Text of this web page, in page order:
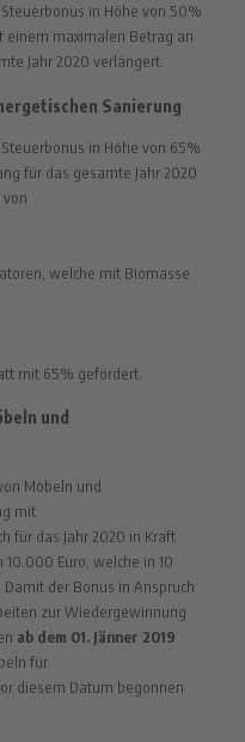
in Höhe von 50%
maximalen Betrag an
Jahr 2020 verlängert.
Sanierung
in Höhe von 65%
für das gesamte Jahr 2020
welche mit Biomasse
mit 65% gefördert.
und
Möbeln und
mit
für das Jahr 2020 in Kraft
Euro, welche in 10
der Bonus in Anspruch
zur Wiedergewinnung
ab dem 01. Jänner 2019
für
diesem Datum begonnen